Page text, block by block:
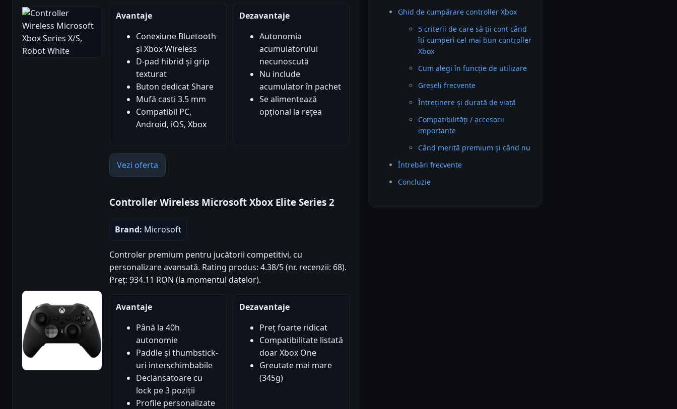
Avantaje
Conexiune Bluetooth
și Xbox Wireless
D-pad hibrid și grip
texturat
Buton dedicat Share
Mufă casti 3.5 mm
Compatibil PC,
Android, iOS, Xbox
Dezavantaje
Autonomia
acumulatorului
necunoscută
Nu include
acumulator în pachet
Se alimentează
opțional la rețea
Vezi oferta
Controller Wireless Microsoft Xbox Elite Series 2
Brand: Microsoft
Controler premium pentru jucătorii competitivi, cu
personalizare avansată. Rating produs: 4.38/5 (nr. recenzii: 68).
Preț: 934.11 RON (la momentul datelor).
Avantaje
Până la 40h
autonomie
Paddle și thumbstick-
uri interschimbabile
Declansatoare cu
lock pe 3 poziții
Profile personalizate
Dezavantaje
Preț foarte ridicat
Compatibilitate listată
doar Xbox One
Greutate mai mare
(345g)
Ghid de cumpărare controller Xbox
5 criterii de care să ții cont când
îți cumperi cel mai bun controller
Xbox
Cum alegi în funcție de utilizare
Greșeli frecvente
Întreținere și durată de viață
Compatibilități / accesorii
importante
Când merită premium și când nu
Întrebări frecvente
Concluzie